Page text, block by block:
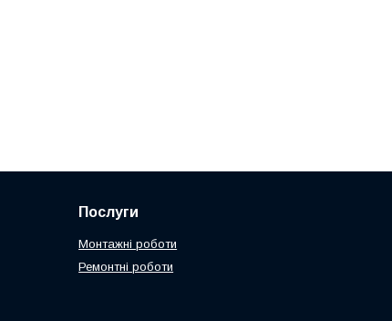
Послуги
Монтажні роботи
Ремонтні роботи